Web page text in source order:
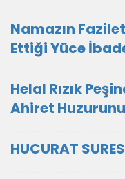
Namazın
Ettiği Yüce
Helal Rızık
Ahiret
HUCURAT